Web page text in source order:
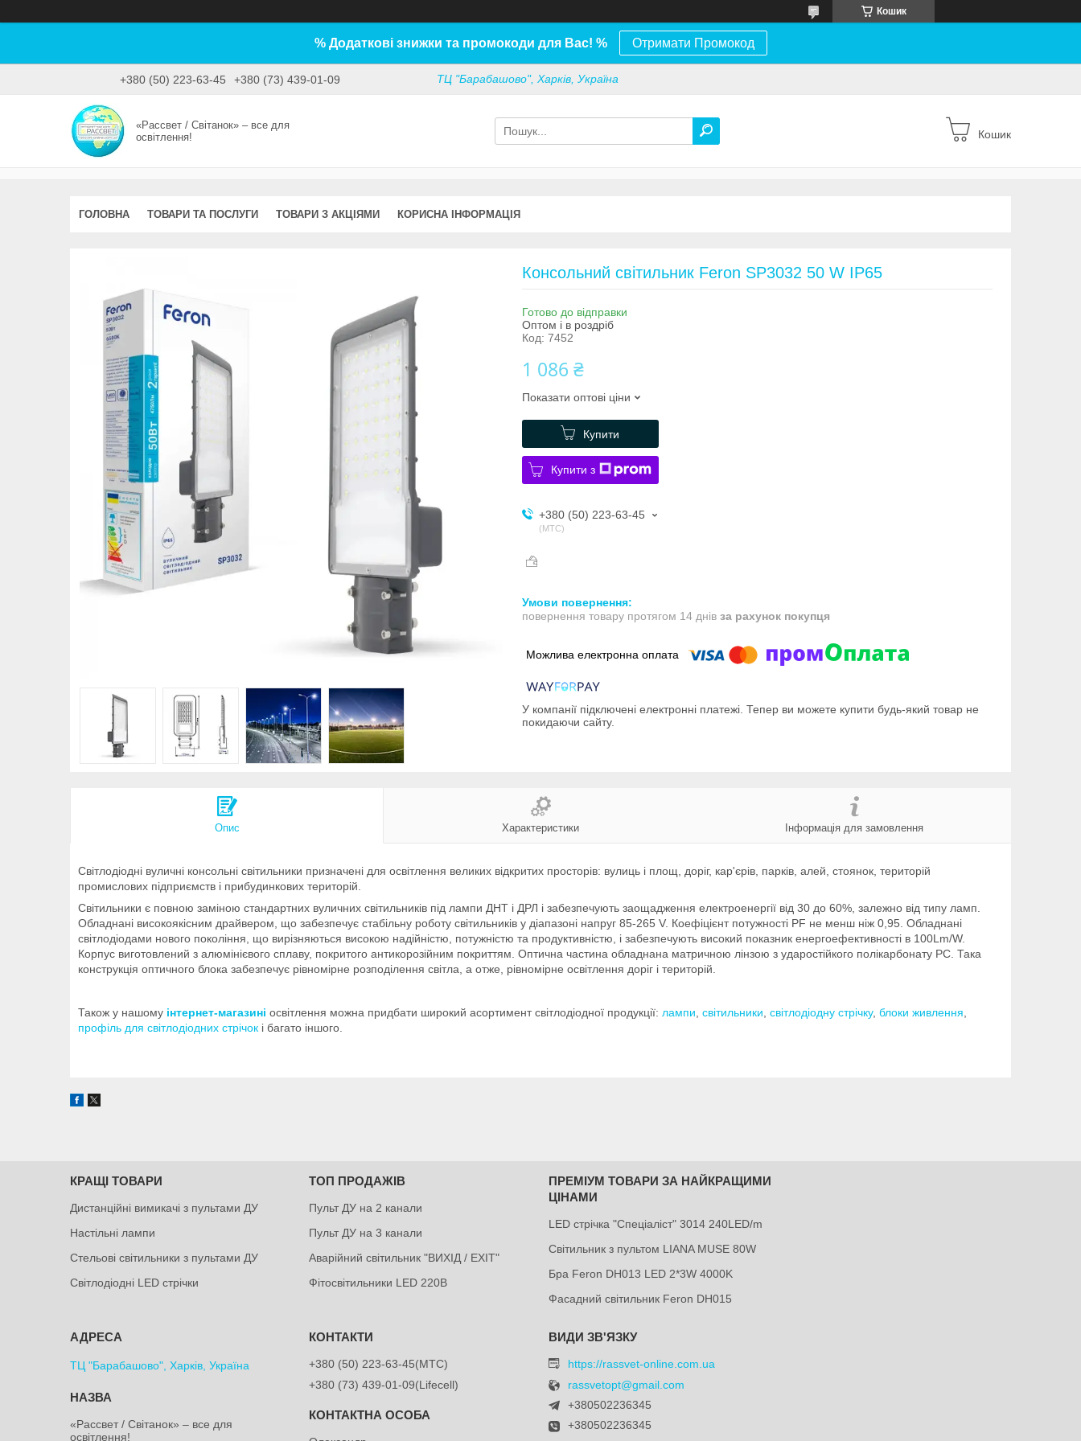
Кошик
% Додаткові знижки та промокоди для Вас! % Отримати Промокод
+380 (50) 223-63-45 +380 (73) 439-01-09 ТЦ "Барабашово", Харків, Україна
«Рассвет / Світанок» – все для
освітлення!
Кошик
ГОЛОВНА ТОВАРИ ТА ПОСЛУГИ ТОВАРИ З АКЦІЯМИ КОРИСНА ІНФОРМАЦІЯ
Консольний світильник Feron SP3032 50 W IP65
Готово до відправки
Оптом і в роздріб
Код: 7452
1 086 ₴
Показати оптові ціни
Купити
Купити з
+380 (50) 223-63-45
МТС
повернення товару протягом 14 днів за рахунок покупця
У компанії підключені електронні платежі. Тепер ви можете купити будь-який товар не
покидаючи сайту.
Опис Характеристики Інформація для замовлення
Світлодіодні вуличні консольні світильники призначені для освітлення великих відкритих просторів: вулиць і площ, доріг, кар'єрів, парків, алей, стоянок, територій
промислових підприємств і прибудинкових територій.
Світильники є повною заміною стандартних вуличних світильників під лампи ДНТ і ДРЛ і забезпечують заощадження електроенергії від 30 до 60%, залежно від типу ламп.
Обладнані високоякісним драйвером, що забезпечує стабільну роботу світильників у діапазоні напруг 85-265 V. Коефіцієнт потужності PF не менш ніж 0,95. Обладнані
світлодіодами нового покоління, що вирізняються високою надійністю, потужністю та продуктивністю, і забезпечують високий показник енергоефективності в 100Lm/W.
Корпус виготовлений з алюмінієвого сплаву, покритого антикорозійним покриттям. Оптична частина обладнана матричною лінзою з ударостійкого полікарбонату PC. Така
конструкція оптичного блока забезпечує рівномірне розподілення світла, а отже, рівномірне освітлення доріг і територій.
Також у нашому інтернет-магазині освітлення можна придбати широкий асортимент світлодіодної продукції: лампи світильники світлодіодну стрічку, блоки живлення
профіль для світлодіодних стрічок і багато іншого.
КРАЩІ ТОВАРИ
Дистанційні вимикачі з пультами ДУ
Настільні лампи
Стельові світильники з пультами ДУ
Світлодіодні LED стрічки
ТОП ПРОДАЖІВ
Пульт ДУ на 2 канали
Пульт ДУ на 3 канали
Аварійний світильник "ВИХІД / EXIT"
Фітосвітильники LED 220В
ПРЕМІУМ ТОВАРИ ЗА НАЙКРАЩИМИ
ЦІНАМИ
LED стрічка "Спеціаліст" 3014 240LED/m
Світильник з пультом LIANA MUSE 80W
Бра Feron DH013 LED 2*3W 4000K
Фасадний світильник Feron DH015
ТЦ "Барабашово", Харків, Україна
«Рассвет / Світанок» – все для
освітлення!
+380 (50) 223-63-45 МТС
+380 (73) 439-01-09 Lifecell
https://rassvet-online.com.ua
rassvetopt@gmail.com
+380502236345
+380502236345